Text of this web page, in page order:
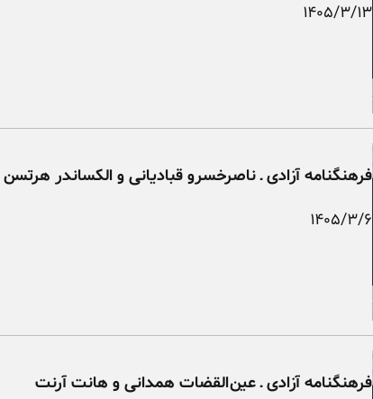
۱۴۰۵/۳/۱۳
فرهنگنامه آزادی ـ ناصرخسرو قبادیانی و الکساندر هرتسن
۱۴۰۵/۳/۶
فرهنگنامه آزادی ـ عین‌القضات همدانی و هانت آرنت